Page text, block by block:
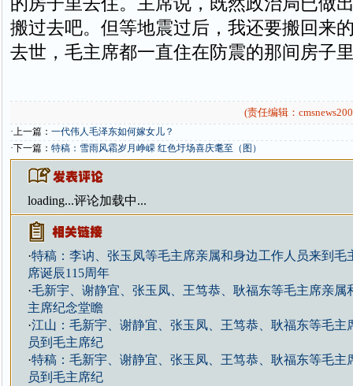
搬过去吧。但等地震过后，我还要搬回来
去世，毛主席都一直住在防震的那间房子
(责任编辑：
·上一篇： 一代伟人毛泽东如何嫁女儿？
·下一篇： 特稿：雪雨风霜岁月峥嵘 红色圩场喜庆耄至（图）
loading...评论加载中...
·特稿：李讷、张玉凤等毛主席亲属和身边工作人员来到毛
席诞辰115周年
·毛新宇、谢静宜、张玉凤、王笃恭、耿福东等毛主席亲属
主席纪念堂瞻
·江山：毛新宇、谢静宜、张玉凤、王笃恭、耿福东等毛主
员到毛主席纪
·特稿：毛新宇、谢静宜、张玉凤、王笃恭、耿福东等毛主
员到毛主席纪